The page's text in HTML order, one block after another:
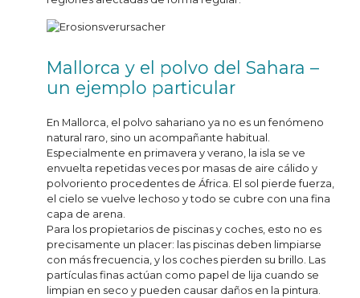
Mallorca y el polvo del Sahara –
un ejemplo particular
En Mallorca, el polvo sahariano ya no es un fenómeno
natural raro, sino un acompañante habitual.
Especialmente en primavera y verano, la isla se ve
envuelta repetidas veces por masas de aire cálido y
polvoriento procedentes de África. El sol pierde fuerza,
el cielo se vuelve lechoso y todo se cubre con una fina
capa de arena.
Para los propietarios de piscinas y coches, esto no es
precisamente un placer: las piscinas deben limpiarse
con más frecuencia, y los coches pierden su brillo. Las
partículas finas actúan como papel de lija cuando se
limpian en seco y pueden causar daños en la pintura.